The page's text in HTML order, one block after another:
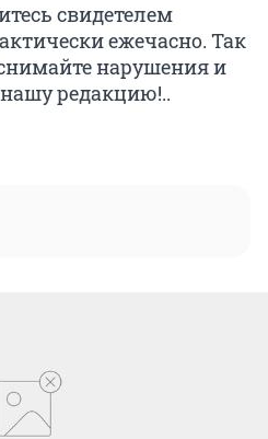
свидетелем
ежечасно. Так
нарушения и
редакцию!..